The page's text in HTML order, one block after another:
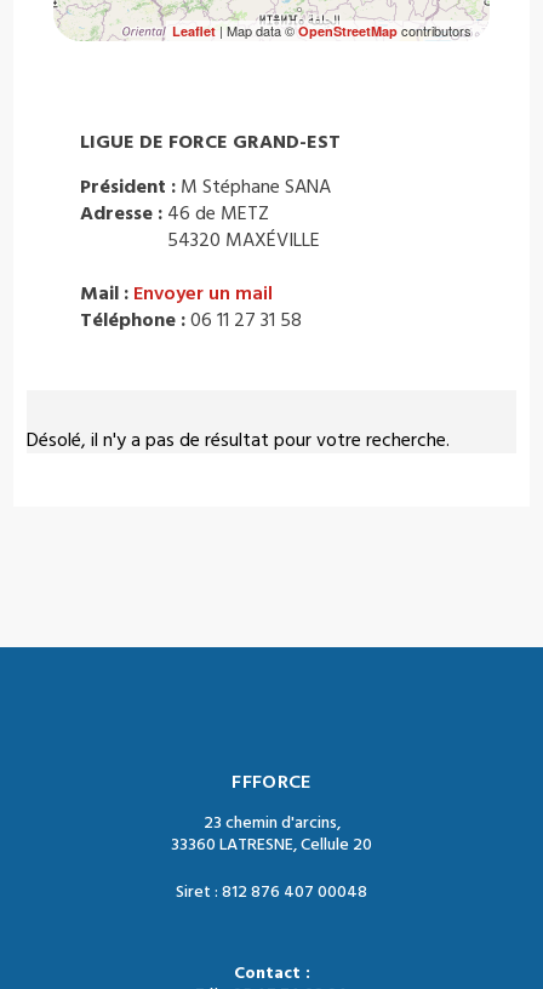
Désolé, il n'y a pas de résultat pour votre recherche.
Leaflet| Map data ©OpenStreetMapcontributors
LIGUE DE FORCE GRAND-EST
Président : M Stéphane SANA
Adresse : 46 de METZ
54320 MAXÉVILLE
Mail : Envoyer un mail
Téléphone :06 11 27 31 58
FFFORCE
23 chemin d'arcins,
33360 LATRESNE, Cellule 20
Siret : 812 876 407 00048
Contact :